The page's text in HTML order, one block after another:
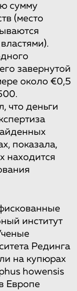
сумму
(место
завернутой
около €0,5
что деньги
показала,
находится
институт
Рединга
на купюрах
howensis
Европе